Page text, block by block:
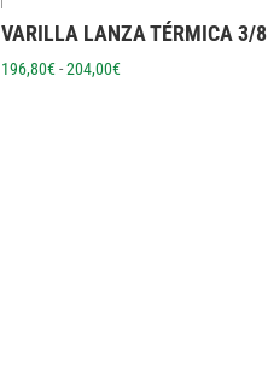
VARILLA LANZA TÉRMICA 3/8
196,80€-204,00€Rango